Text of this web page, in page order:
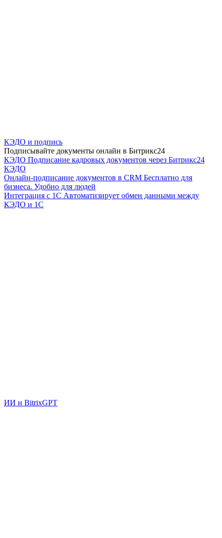
КЭДО и подпись
Подписывайте документы онлайн в Битрикс24
КЭДО Подписание кадровых документов через Битрикс24
КЭДО
Онлайн-подписание документов в CRM Бесплатно для
бизнеса. Удобно для людей
Интеграция с 1С Автоматизирует обмен данными между
КЭДО и 1С
ИИ и BitrixGPT